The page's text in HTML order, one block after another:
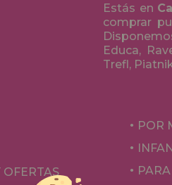
Estás en
comprar
Educa,
Trefl,
OFERTAS
POR